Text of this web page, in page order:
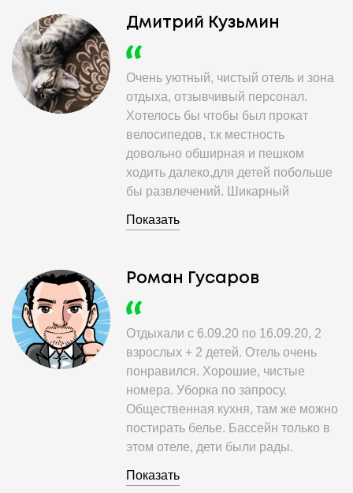
Дмитрий Кузьмин
Очень уютный, чистый отель и зона
отдыха, отзывчивый персонал.
Хотелось бы чтобы был прокат
велосипедов, т.к местность
довольно обширная и пешком
ходить далеко,для детей побольше
бы развлечений. Шикарный
минимум людей. Кто хочет
Показать
Роман Гусаров
Отдыхали с 6.09.20 по 16.09.20, 2
взрослых + 2 детей. Отель очень
понравился. Хорошие, чистые
номера. Уборка по запросу.
Общественная кухня, там же можно
постирать белье. Бассейн только в
этом отеле, дети были рады.
беседки для мангала, небольшие
Показать